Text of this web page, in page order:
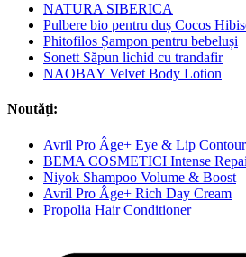
NATURA SIBERICA
Pulbere bio pentru duș Cocos
Phitofilos Șampon pentru bebeluși
Sonett Săpun lichid cu trandafir
NAOBAY Velvet Body Lotion
Noutăți:
Avril Pro Âge+ Eye & Lip Contour
BEMA COSMETICI Intense
Niyok Shampoo Volume & Boost
Avril Pro Âge+ Rich Day Cream
Propolia Hair Conditioner